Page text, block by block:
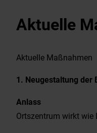
Aktuelle
Aktuelle Maßnahmen
1. Neugestaltung der
Anlass
Ortszentrum wirkt wie